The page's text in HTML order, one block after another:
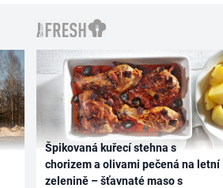
Špikovaná kuřecí stehna s
chorizem a olivami pečená na letní
zelenině – šťavnaté maso s